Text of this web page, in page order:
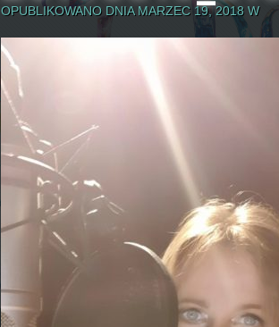
OPUBLIKOWANO DNIA MARZEC 19, 2018 W